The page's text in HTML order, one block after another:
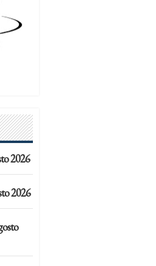
2026
2026